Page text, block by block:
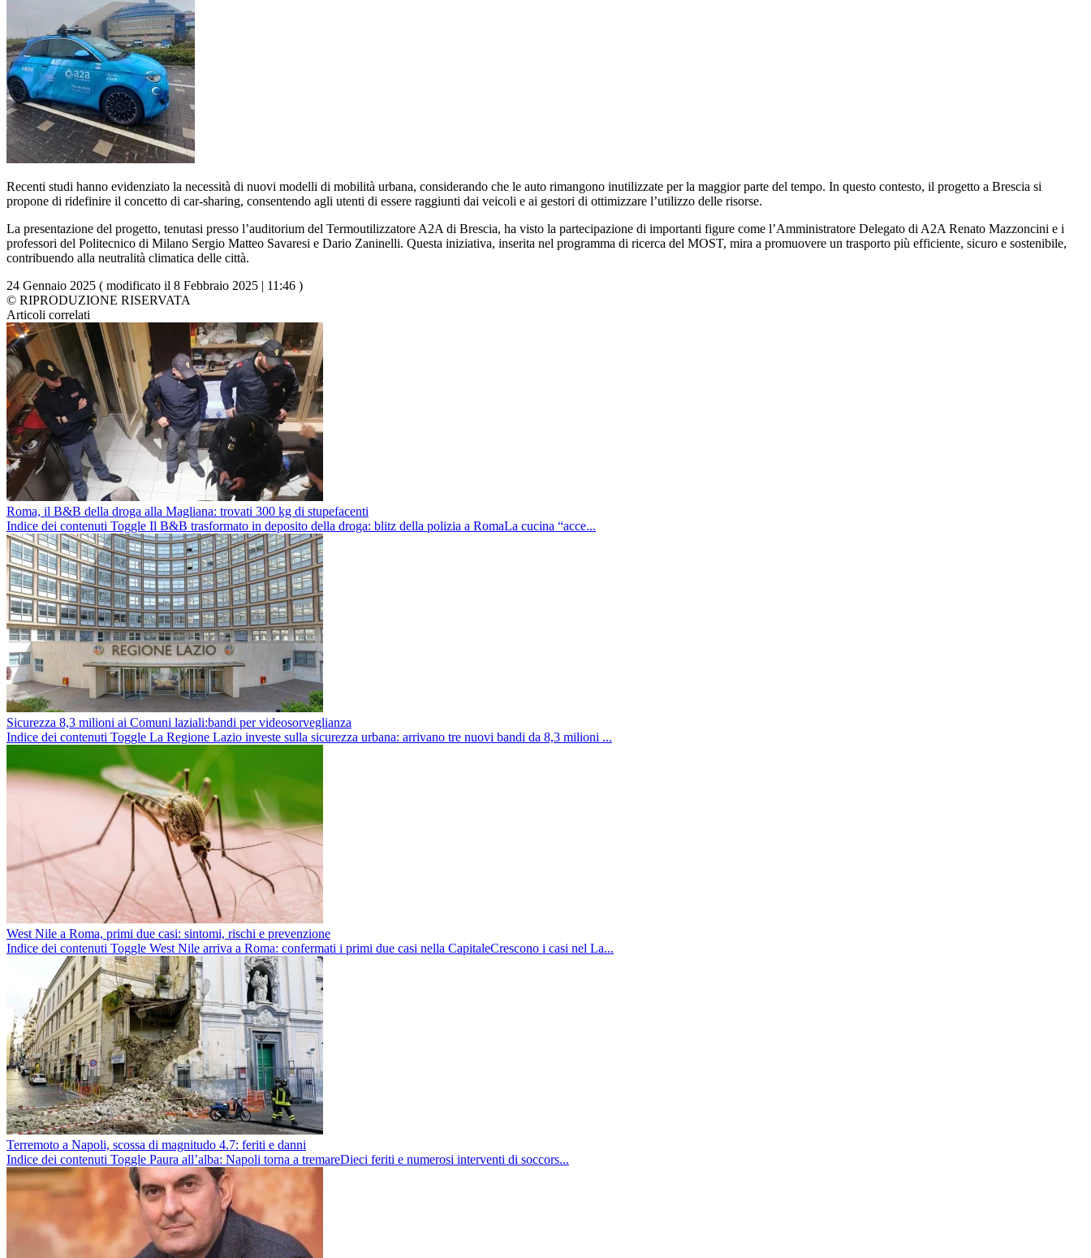
Recenti studi hanno evidenziato la necessità di nuovi modelli di mobilità urbana, considerando che le auto rimangono inutilizzate per la maggior parte del tempo. In questo contesto, il progetto a Brescia si
propone di ridefinire il concetto di car-sharing, consentendo agli utenti di essere raggiunti dai veicoli e ai gestori di ottimizzare l’utilizzo delle risorse.
La presentazione del progetto, tenutasi presso l’auditorium del Termoutilizzatore A2A di Brescia, ha visto la partecipazione di importanti figure come l’Amministratore Delegato di A2A Renato Mazzoncini e i
professori del Politecnico di Milano Sergio Matteo Savaresi e Dario Zaninelli. Questa iniziativa, inserita nel programma di ricerca del MOST, mira a promuovere un trasporto più efficiente, sicuro e sostenibile,
contribuendo alla neutralità climatica delle città.
24 Gennaio 2025 ( modificato il 8 Febbraio 2025 | 11:46 )
© RIPRODUZIONE RISERVATA
Articoli correlati
Roma, il B&B della droga alla Magliana: trovati 300 kg di stupefacenti
Indice dei contenuti Toggle Il B&B trasformato in deposito della droga: blitz della polizia a RomaLa cucina “acce...
Sicurezza 8,3 milioni ai Comuni laziali:bandi per videosorveglianza
Indice dei contenuti Toggle La Regione Lazio investe sulla sicurezza urbana: arrivano tre nuovi bandi da 8,3 milioni ...
West Nile a Roma, primi due casi: sintomi, rischi e prevenzione
Indice dei contenuti Toggle West Nile arriva a Roma: confermati i primi due casi nella CapitaleCrescono i casi nel La...
Terremoto a Napoli, scossa di magnitudo 4.7: feriti e danni
Indice dei contenuti Toggle Paura all’alba: Napoli torna a tremareDieci feriti e numerosi interventi di soccors...